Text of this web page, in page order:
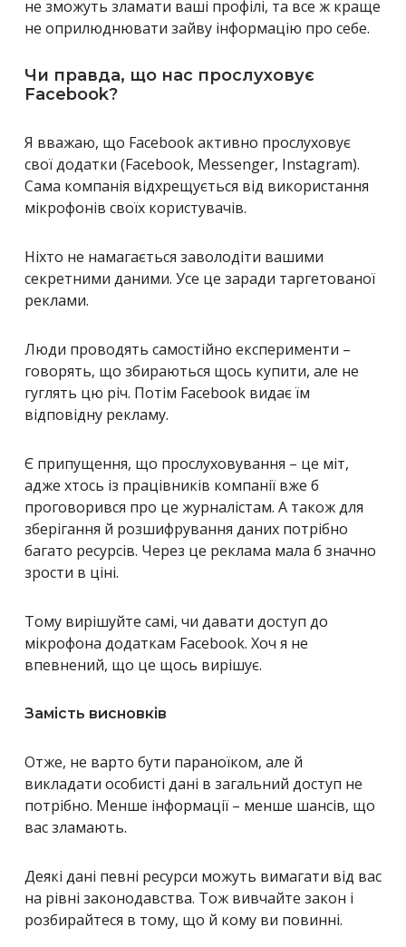
не зможуть зламати ваші профілі, та все ж краще
не оприлюднювати зайву інформацію про себе.
Чи правда, що нас прослуховує
Facebook?
Я вважаю, що Facebook активно прослуховує
свої додатки (Facebook, Messenger, Instagram).
Сама компанія відхрещується від використання
мікрофонів своїх користувачів.
Ніхто не намагається заволодіти вашими
секретними даними. Усе це заради таргетованої
реклами.
Люди проводять самостійно експерименти –
говорять, що збираються щось купити, але не
гуглять цю річ. Потім Facebook видає їм
відповідну рекламу.
Є припущення, що прослуховування – це міт,
адже хтось із працівників компанії вже б
проговорився про це журналістам. А також для
зберігання й розшифрування даних потрібно
багато ресурсів. Через це реклама мала б значно
зрости в ціні.
Тому вирішуйте самі, чи давати доступ до
мікрофона додаткам Facebook. Хоч я не
впевнений, що це щось вирішує.
Замість висновків
Отже, не варто бути параноїком, але й
викладати особисті дані в загальний доступ не
потрібно. Менше інформації – менше шансів, що
вас зламають.
Деякі дані певні ресурси можуть вимагати від вас
на рівні законодавства. Тож вивчайте закон і
розбирайтеся в тому, що й кому ви повинні.